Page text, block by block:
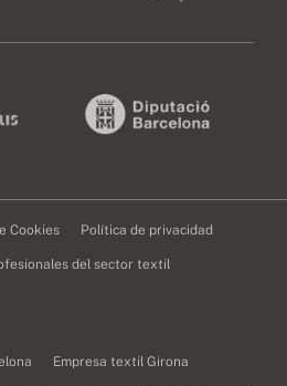
Cookies Política de privacidad
del sector textil
Empresa textil Girona